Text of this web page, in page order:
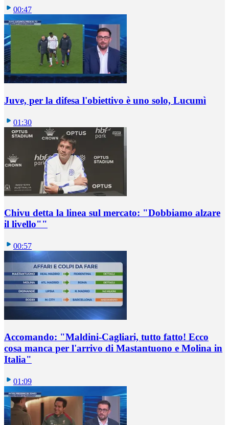
00:47
Juve, per la difesa l'obiettivo è uno solo, Lucumì
01:30
Chivu detta la linea sul mercato: "Dobbiamo alzare
il livello""
00:57
Accomando: "Maldini-Cagliari, tutto fatto! Ecco
cosa manca per l'arrivo di Mastantuono e Molina in
Italia"
01:09